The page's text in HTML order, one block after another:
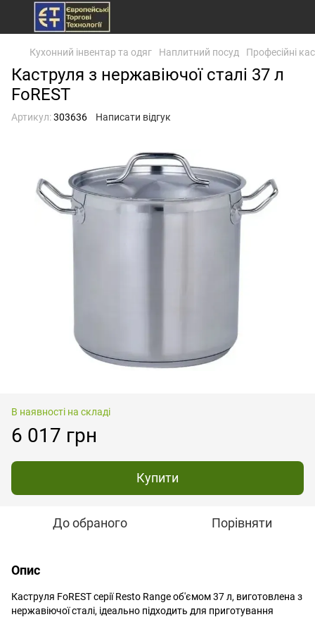
Кухонний інвентар та одяг Наплитний посуд Професійні
Каструля з нержавіючої сталі 37 л
FoREST
Артикул:303636 Написати відгук
В наявності на складі
6 017 грн
Купити
До обраного Порівняти
Опис
Каструля FoREST серії Resto Range об'ємом 37 л, виготовлена з
нержавіючої сталі, ідеально підходить для приготування